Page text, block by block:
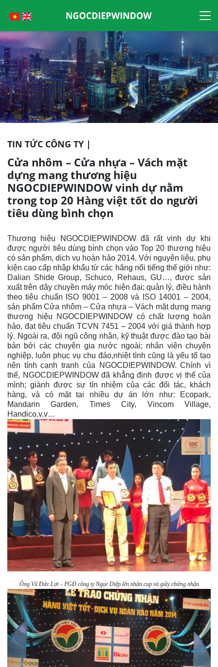
to
content
TIN TỨC CÔNG TY |
Cửa nhôm – Cửa nhựa – Vách mặt
dựng mang thương hiệu
NGOCDIEPWINDOW vinh dự nằm
trong top 20 Hàng việt tốt do người
tiêu dùng bình chọn
Thương hiệu NGOCDIEPWINDOW đã rất vinh dự khi
được người tiêu dùng bình chọn vào Top 20 thương hiệu
có sản phẩm, dịch vụ hoàn hảo 2014. Với nguyên liệu, phụ
kiện cao cấp nhập khẩu từ các hãng nổi tiếng thế giới như:
Dalian Shide Group, Schuco, Rehaus, GU…, được sản
xuất trên dây chuyền máy móc hiện đại; quản lý, điều hành
theo tiêu chuẩn ISO 9001 – 2008 và ISO 14001 – 2004,
sản phẩm Cửa nhôm – Cửa nhựa – Vách mặt dựng mang
thương hiệu NGOCDIEPWINDOW có chất lượng hoàn
hảo, đạt tiêu chuẩn TCVN 7451 – 2004 với giá thành hợp
lý. Ngoài ra, đội ngũ công nhân, kỹ thuật được đào tạo bài
bản bởi các chuyên gia nước ngoài; nhân viên chuyên
nghiệp, luôn phục vụ chu đáo,nhiệt tình cũng là yếu tố tạo
nên tính cạnh tranh của NGOCDIEPWINDOW. Chính vì
thế, NGOCDIEPWINDOW đã khẳng định được vị thế của
mình; giành được sự tín nhiệm của các đối tác, khách
hàng, và có mặt tại nhiều dự án lớn như: Ecopark,
Mandarin Garden, Times City, Vincom Village,
Handico.v.v…
Ông Vũ Đức Lợi – PGĐ công ty Ngọc Diệp lên nhận cup và giấy chứng nhận